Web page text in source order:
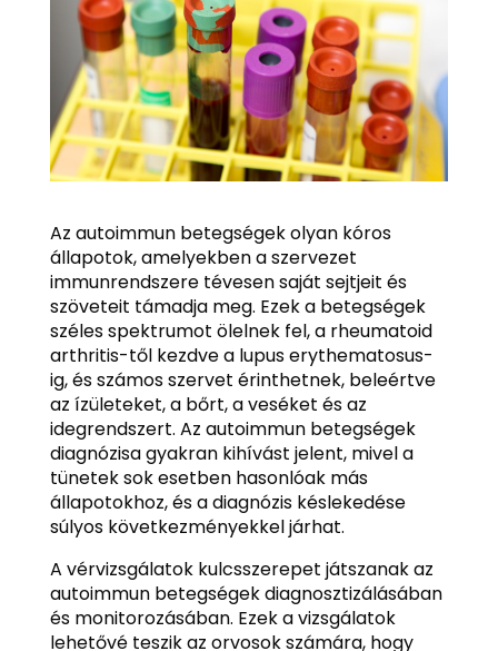
Az autoimmun betegségek olyan kóros
állapotok, amelyekben a szervezet
immunrendszere tévesen saját sejtjeit és
szöveteit támadja meg. Ezek a betegségek
széles spektrumot ölelnek fel, a rheumatoid
arthritis-től kezdve a lupus erythematosus-
ig, és számos szervet érinthetnek, beleértve
az ízületeket, a bőrt, a veséket és az
idegrendszert. Az autoimmun betegségek
diagnózisa gyakran kihívást jelent, mivel a
tünetek sok esetben hasonlóak más
állapotokhoz, és a diagnózis késlekedése
súlyos következményekkel járhat.
A vérvizsgálatok kulcsszerepet játszanak az
autoimmun betegségek diagnosztizálásában
és monitorozásában. Ezek a vizsgálatok
lehetővé teszik az orvosok számára, hogy